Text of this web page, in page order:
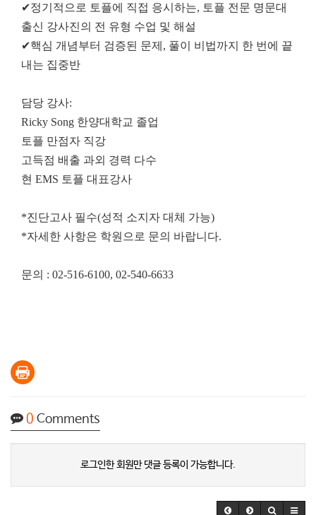
✔정기적으로 토플에 직접 응시하는, 토플 전문 명문대
출신 강사진의 전 유형 수업 및 해설
✔핵심 개념부터 검증된 문제, 풀이 비법까지 한 번에 끝
내는 집중반
담당 강사:
Ricky Song 한양대학교 졸업
토플 만점자 직강
고득점 배출 과외 경력 다수
현 EMS 토플 대표강사
*진단고사 필수(성적 소지자 대체 가능)
*자세한 사항은 학원으로 문의 바랍니다.
문의 : 02-516-6100, 02-540-6633
0 Comments
로그인한 회원만 댓글 등록이 가능합니다.